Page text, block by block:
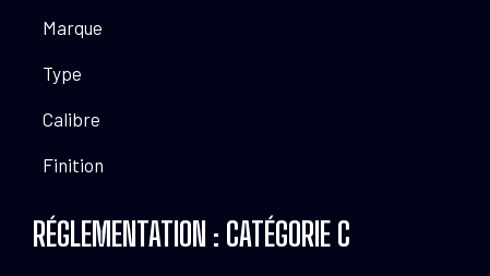
Marque
Type
Calibre
Finition
RÉGLEMENTATION : CATÉGORIE C